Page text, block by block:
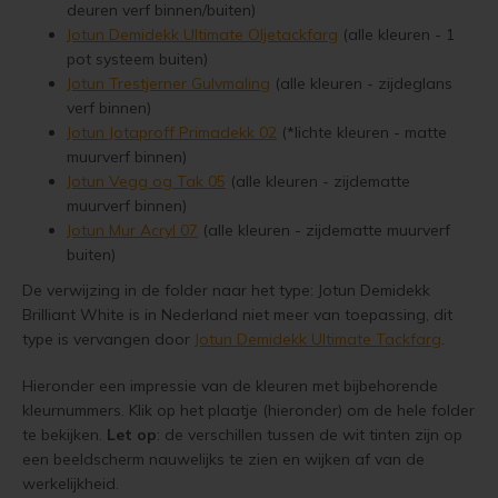
Vloerverf
Vloerlak
Vloerolie
White wash beits
Primers
Houten huis verven
Houten huis wit verven
Tuinhuis behandelen
Tuinhuis olien
Tuinhuis beitsen
Tuinhuis verven
Woonboot behandelen
Woonboot oliën
Woonboot beitsen
Douglas white wash
Douglas hout impregneren en beitsen
Eikenhout impregneren en beitsen
Eikenhouten garage oliën
Eikenhout oliën in kleur 629 naturell
Zweedse woning schilderen
Blokhut beitsen
Veranda verven met de meest duurzame verf van Jotun
Tuinhuis verven in de kleuren wit en grijs
Jotun Panellakk Kleuren
Jotun NCS Kleurenwaaier
Jotun RAL Kleurenwaaier
Olympic Stain Kleuren
Sikkens Authentieke Kleuren
Sikkens 3031 - 4041 kleuren
Jotun Kleurencombinaties
Trebitt Oljebeis
Trebitt Matt Oljebeis
Trebitt Woodcare
Trestjerner Betongolje
Trestjerner Gulvmaling
Primadekk 02
Benar
Demidekk Ultimate Tackfarg
Oude Jotun Producten
Reviews
Reclameren
Duurzaamheid
Veel Gestelde Vragen
Garantie, Privacy & Cookie Voorwaarden
deuren verf binnen/buiten)
Jotun Demidekk Ultimate Oljetackfarg (alle kleuren - 1
pot systeem buiten)
Jotun Trestjerner Gulvmaling (alle kleuren - zijdeglans
verf binnen)
Jotun Jotaproff Primadekk 02 (*lichte kleuren - matte
muurverf binnen)
Jotun Vegg og Tak 05 (alle kleuren - zijdematte
muurverf binnen)
Jotun Mur Acryl 07 (alle kleuren - zijdematte muurverf
buiten)
De verwijzing in de folder naar het type: Jotun Demidekk
Brilliant White is in Nederland niet meer van toepassing, dit
type is vervangen door Jotun Demidekk Ultimate Tackfarg.
Hieronder een impressie van de kleuren met bijbehorende
kleurnummers. Klik op het plaatje (hieronder) om de hele folder
te bekijken. Let op: de verschillen tussen de wit tinten zijn op
een beeldscherm nauwelijks te zien en wijken af van de
werkelijkheid.